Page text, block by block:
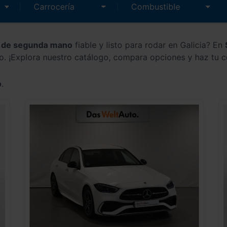
segunda mano fiable y listo para rodar en Galicia? En
¡Explora nuestro catálogo, compara opciones y haz tu
.